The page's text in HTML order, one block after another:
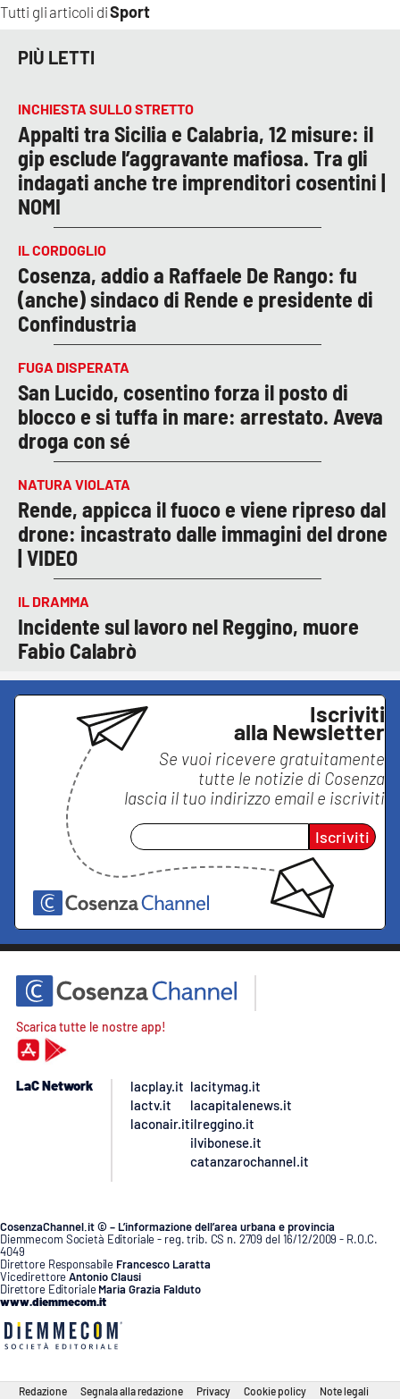
Tutti gli articoli diSport
PIÙ LETTI
INCHIESTA SULLO STRETTO
Appalti tra Sicilia e Calabria, 12 misure: il
gip esclude l’aggravante mafiosa. Tra gli
indagati anche tre imprenditori cosentini |
NOMI
IL CORDOGLIO
Cosenza, addio a Raffaele De Rango: fu
(anche) sindaco di Rende e presidente di
Confindustria
FUGA DISPERATA
San Lucido, cosentino forza il posto di
blocco e si tuffa in mare: arrestato. Aveva
droga con sé
NATURA VIOLATA
Rende, appicca il fuoco e viene ripreso dal
drone: incastrato dalle immagini del drone
| VIDEO
IL DRAMMA
Incidente sul lavoro nel Reggino, muore
Fabio Calabrò
Iscriviti
alla Newsletter
Se vuoi ricevere gratuitamente
tutte le notizie di Cosenza
lascia il tuo indirizzo email e iscriviti
Iscriviti
Scarica tutte le nostre app!
LaC Network
lacplay.it
lactv.it
laconair.it
lacitymag.it
lacapitalenews.it
ilreggino.it
ilvibonese.it
catanzarochannel.it
CosenzaChannel.it © – L’informazione dell’area urbana e provincia
Diemmecom Società Editoriale - reg. trib. CS n. 2709 del 16/12/2009 - R.O.C.
4049
Direttore Responsabile Francesco Laratta
VicedirettoreAntonio Clausi
Direttore Editoriale Maria Grazia Falduto
www.diemmecom.it
Redazione Segnala alla redazione Privacy Cookie policy Note legali